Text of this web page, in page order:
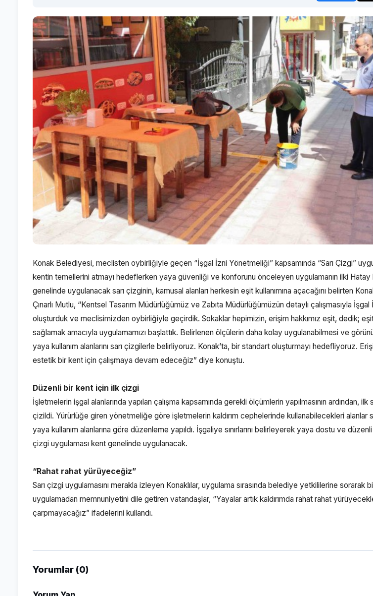
Konak Belediyesi, meclisten oybirliğiyle geçen “İşgal İzni Yönetmeliği” kapsamında “Sarı Çizgi”
kentin temellerini atmayı hedeflerken yaya güvenliği ve konforunu önceleyen uygulamanın ilki Hatay
genelinde uygulanacak sarı çizginin, kamusal alanları herkesin eşit kullanımına açacağını belirten
Çınarlı Mutlu, “Kentsel Tasarım Müdürlüğümüz ve Zabıta Müdürlüğümüzün detaylı çalışmasıyla
oluşturduk ve meclisimizden oybirliğiyle geçirdik. Sokaklar hepimizin, erişim hakkımız eşit, dedik;
sağlamak amacıyla uygulamamızı başlattık. Belirlenen ölçülerin daha kolay uygulanabilmesi ve
yaya kullanım alanlarını sarı çizgilerle belirliyoruz. Konak’ta, bir standart oluşturmayı hedefliyoruz.
estetik bir kent için çalışmaya devam edeceğiz” diye konuştu.
Düzenli bir kent için ilk çizgi
İşletmelerin işgal alanlarında yapılan çalışma kapsamında gerekli ölçümlerin yapılmasının ardından,
çizildi. Yürürlüğe giren yönetmeliğe göre işletmelerin kaldırım cephelerinde kullanabilecekleri alanlar
yaya kullanım alanlarına göre düzenleme yapıldı. İşgaliye sınırlarını belirleyerek yaya dostu ve
çizgi uygulaması kent genelinde uygulanacak.
“Rahat rahat yürüyeceğiz”
Sarı çizgi uygulamasını merakla izleyen Konaklılar, uygulama sırasında belediye yetkililerine sorarak
uygulamadan memnuniyetini dile getiren vatandaşlar, “Yayalar artık kaldırımda rahat rahat
çarpmayacağız” ifadelerini kullandı.
Yorumlar (0)